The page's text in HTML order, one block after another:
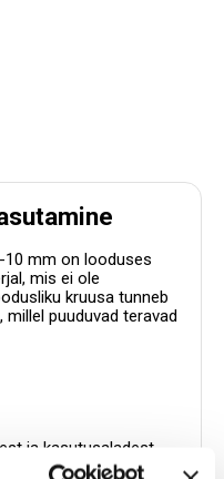
mm on looduses
mis ei ole
kruusa tunneb
puuduvad teravad
ja kasutusaladest